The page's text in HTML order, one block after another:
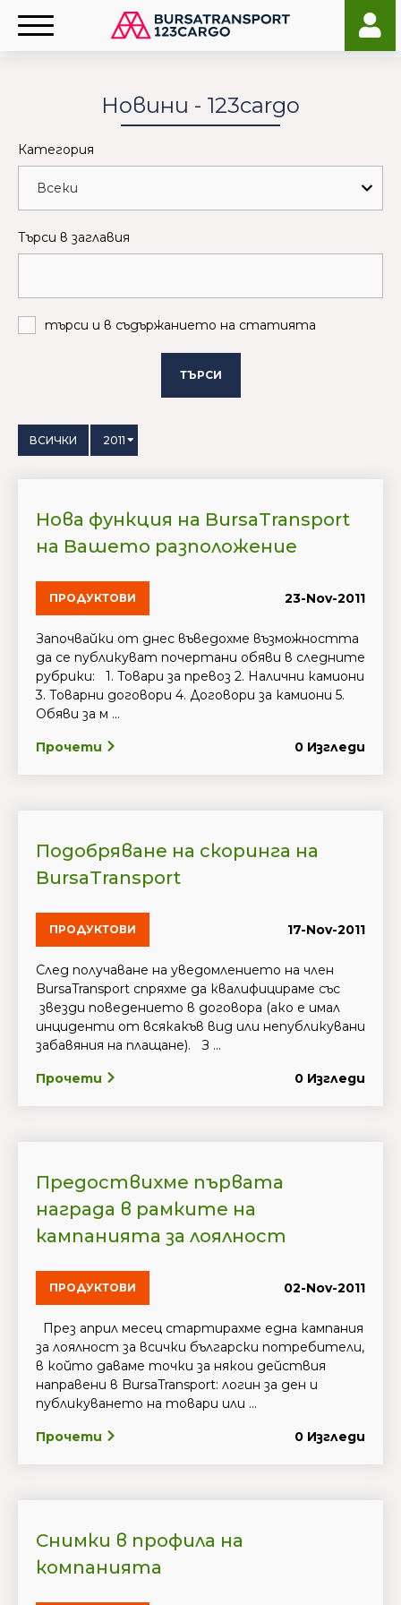
Новини - 123cargo
Категория
Търси в заглавия
търси и в съдържанието на статията
ТЪРСИ
ВСИЧКИ 2011
Нова функция на BursaTransport
на Вашето разположение
ПРОДУКТОВИ 23-Nov-2011
Започвайки от днес въведохме възможността
да се публикуват почертани обяви в следните
рубрики: 1. Товари за превоз 2. Налични камиони
3. Товарни договори 4. Договори за камиони 5.
Обяви за м ...
Прочети 0 Изгледи
Подобряване на скоринга на
BursaTransport
ПРОДУКТОВИ 17-Nov-2011
След получаване на уведомлението на член
BursaTransport спряхме да квалифицираме със
звезди поведението в договора (ако е имал
инциденти от всякакъв вид или непубликувани
забавяния на плащане). З ...
Прочети 0 Изгледи
Предоствихме първата
награда в рамките на
кампанията за лоялност
ПРОДУКТОВИ 02-Nov-2011
През април месец стартирахме една кампания
за лоялност за всички български потребители,
в който даваме точки за някои действия
направени в BursaTransport: логин за ден и
публикуването на товари или ...
Прочети 0 Изгледи
Снимки в профила на
компанията